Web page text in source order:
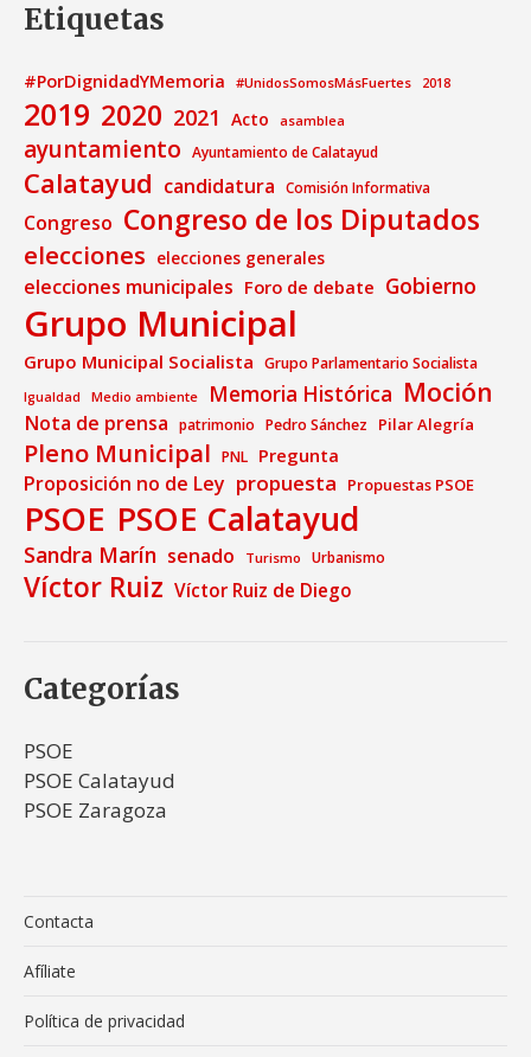
Etiquetas
#PorDignidadYMemoria #UnidosSomosMásFuertes 2018
2019 2020 2021 Acto asamblea
ayuntamiento Ayuntamiento de Calatayud
Calatayud candidatura Comisión Informativa
Congreso Congreso de los Diputados
elecciones elecciones generales
elecciones municipales Foro de debate Gobierno
Grupo Municipal
Grupo Municipal Socialista Grupo Parlamentario Socialista
Igualdad Medio ambiente Memoria Histórica Moción
Nota de prensa patrimonio Pedro Sánchez Pilar Alegría
Pleno Municipal PNL Pregunta
Proposición no de Ley propuesta Propuestas PSOE
PSOE PSOE Calatayud
Sandra Marín senado Turismo Urbanismo
Víctor Ruiz Víctor Ruiz de Diego
Categorías
PSOE
PSOE Calatayud
PSOE Zaragoza
Contacta
Afíliate
Política de privacidad